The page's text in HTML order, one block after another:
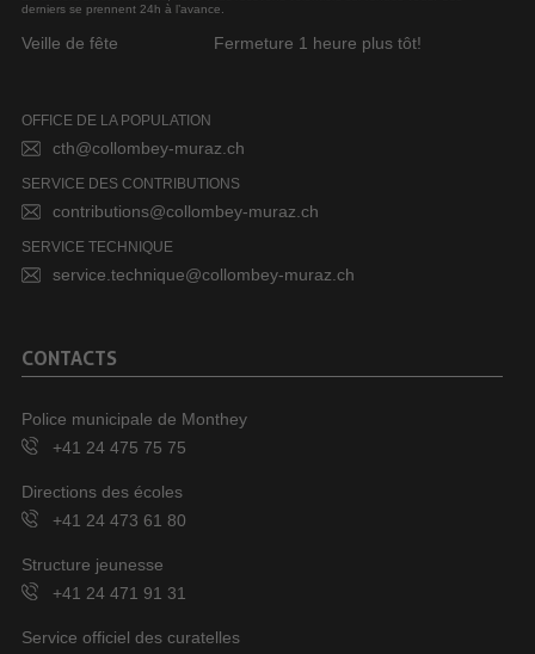
derniers se prennent 24h à l’avance.
Veille de fête Fermeture 1 heure plus tôt!
OFFICE DE LA POPULATION
cth@collombey-muraz.ch
SERVICE DES CONTRIBUTIONS
contributions@collombey-muraz.ch
SERVICE TECHNIQUE
service.technique@collombey-muraz.ch
CONTACTS
Police municipale de Monthey
+41 24 475 75 75
Directions des écoles
+41 24 473 61 80
Structure jeunesse
+41 24 471 91 31
Service officiel des curatelles